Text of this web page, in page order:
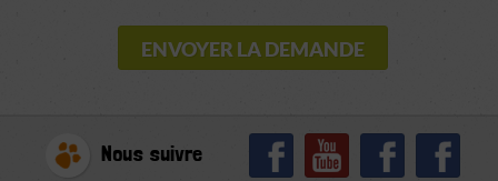
Nous suivre